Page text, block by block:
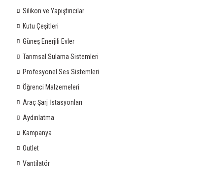
Silikon ve Yapıştırıcılar
Kutu Çeşitleri
Güneş Enerjili Evler
Tarımsal Sulama Sistemleri
Profesyonel Ses Sistemleri
Öğrenci Malzemeleri
Araç Şarj İstasyonları
Aydınlatma
Kampanya
Outlet
Vantilatör